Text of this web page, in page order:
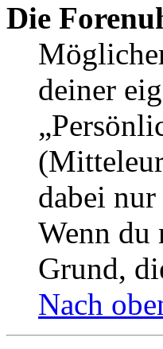
Die
deiner
dabei
Wenn du
Grund,
Nach